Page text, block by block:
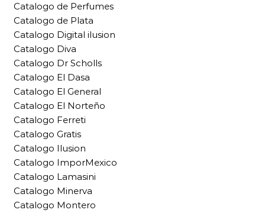
Catalogo de Perfumes
Catalogo de Plata
Catalogo Digital ilusion
Catalogo Diva
Catalogo Dr Scholls
Catalogo El Dasa
Catalogo El General
Catalogo El Norteño
Catalogo Ferreti
Catalogo Gratis
Catalogo Ilusion
Catalogo ImporMexico
Catalogo Lamasini
Catalogo Minerva
Catalogo Montero